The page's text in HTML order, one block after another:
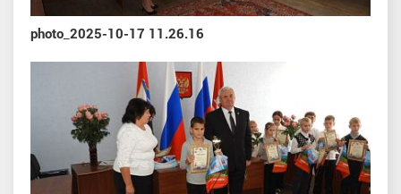
photo_2025-10-17 11.26.16